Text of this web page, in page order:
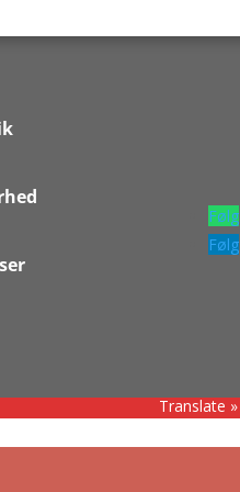
Følg
Følg
Translate »